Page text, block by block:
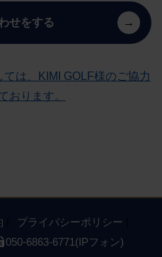
せをする
は、KIMI GOLF様のご協力
おります。
プライバシーポリシー
050-6863-6771(IPフォン)